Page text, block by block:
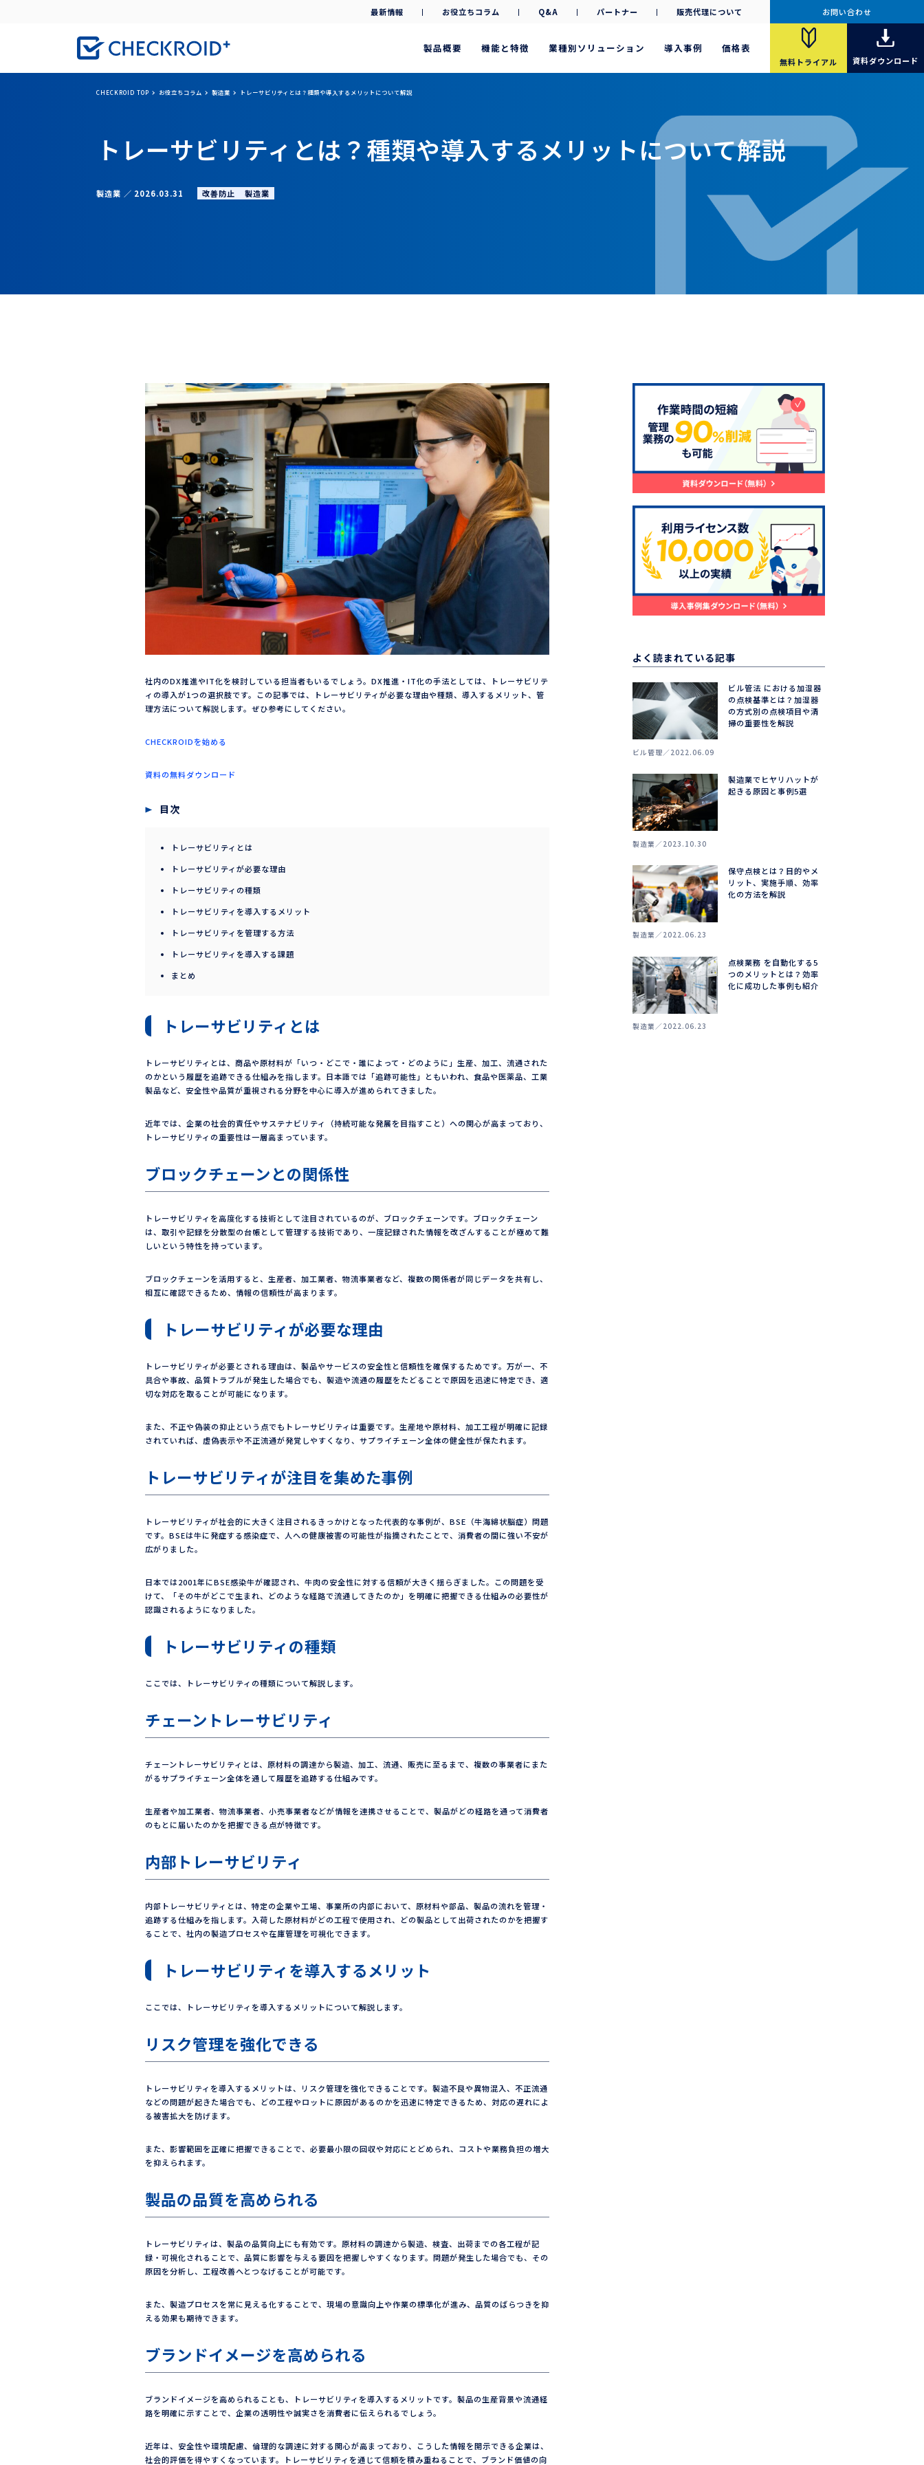
製品概要 機能と特徴 業種別ソリューション 導入事例 価格表
無料 トライアル 資料ダウンロード
最新情報 お役立ちコラム Q&A パートナー 販売代理について お問い合わせ
CHECKROID TOP お役立ちコラム 製造業 トレーサビリティとは？種類や導入するメリットについて解説
トレーサビリティとは？種類や導入するメリットについて解説
製造業 2026.03.31 改善防止 製造業
社内のDX推進やIT化を検討している担当者もいるでしょう。DX推進・IT化の手法としては、トレーサビリテ
ィの導入が1つの選択肢です。この記事では、トレーサビリティが必要な理由や種類、導入するメリット、管
理方法について解説します。ぜひ参考にしてください。
CHECKROIDを始める
資料の無料ダウンロード
目次
トレーサビリティとは
トレーサビリティが必要な理由
トレーサビリティの種類
トレーサビリティを導入するメリット
トレーサビリティを管理する方法
トレーサビリティを導入する課題
まとめ
トレーサビリティとは
トレーサビリティとは、商品や原材料が「いつ・どこで・誰によって・どのように」生産、加工、流通された
のかという履歴を追跡できる仕組みを指します。日本語では「追跡可能性」ともいわれ、食品や医薬品、工業
製品など、安全性や品質が重視される分野を中心に導入が進められてきました。
近年では、企業の社会的責任やサステナビリティ（持続可能な発展を目指すこと）への関心が高まっており、
トレーサビリティの重要性は一層高まっています。
ブロックチェーンとの関係性
トレーサビリティを高度化する技術として注目されているのが、ブロックチェーンです。ブロックチェーン
は、取引や記録を分散型の台帳として管理する技術であり、一度記録された情報を改ざんすることが極めて難
しいという特性を持っています。
ブロックチェーンを活用すると、生産者、加工業者、物流事業者など、複数の関係者が同じデータを共有し、
相互に確認できるため、情報の信頼性が高まります。
トレーサビリティが必要な理由
トレーサビリティが必要とされる理由は、製品やサービスの安全性と信頼性を確保するためです。万が一、不
具合や事故、品質トラブルが発生した場合でも、製造や流通の履歴をたどることで原因を迅速に特定でき、適
切な対応を取ることが可能になります。
また、不正や偽装の抑止という点でもトレーサビリティは重要です。生産地や原材料、加工工程が明確に記録
されていれば、虚偽表示や不正流通が発覚しやすくなり、サプライチェーン全体の健全性が保たれます。
トレーサビリティが注目を集めた事例
トレーサビリティが社会的に大きく注目されるきっかけとなった代表的な事例が、BSE（牛海綿状脳症）問題
です。BSEは牛に発症する感染症で、人への健康被害の可能性が指摘されたことで、消費者の間に強い不安が
広がりました。
日本では2001年にBSE感染牛が確認され、牛肉の安全性に対する信頼が大きく揺らぎました。この問題を受
けて、「その牛がどこで生まれ、どのような経路で流通してきたのか」を明確に把握できる仕組みの必要性が
認識されるようになりました。
トレーサビリティの種類
ここでは、トレーサビリティの種類について解説します。
チェーントレーサビリティ
チェーントレーサビリティとは、原材料の調達から製造、加工、流通、販売に至るまで、複数の事業者にまた
がるサプライチェーン全体を通して履歴を追跡する仕組みです。
生産者や加工業者、物流事業者、小売事業者などが情報を連携させることで、製品がどの経路を通って消費者
のもとに届いたのかを把握できる点が特徴です。
内部トレーサビリティ
内部トレーサビリティとは、特定の企業や工場、事業所の内部において、原材料や部品、製品の流れを管理・
追跡する仕組みを指します。入荷した原材料がどの工程で使用され、どの製品として出荷されたのかを把握す
ることで、社内の製造プロセスや在庫管理を可視化できます。
トレーサビリティを導入するメリット
ここでは、トレーサビリティを導入するメリットについて解説します。
リスク管理を強化できる
トレーサビリティを導入するメリットは、リスク管理を強化できることです。製造不良や異物混入、不正流通
などの問題が起きた場合でも、どの工程やロットに原因があるのかを迅速に特定できるため、対応の遅れによ
る被害拡大を防げます。
また、影響範囲を正確に把握できることで、必要最小限の回収や対応にとどめられ、コストや業務負担の増大
を抑えられます。
製品の品質を高められる
トレーサビリティは、製品の品質向上にも有効です。原材料の調達から製造、検査、出荷までの各工程が記
録・可視化されることで、品質に影響を与える要因を把握しやすくなります。問題が発生した場合でも、その
原因を分析し、工程改善へとつなげることが可能です。
また、製造プロセスを常に見える化することで、現場の意識向上や作業の標準化が進み、品質のばらつきを抑
える効果も期待できます。
ブランドイメージを高められる
ブランドイメージを高められることも、トレーサビリティを導入するメリットです。製品の生産背景や流通経
路を明確に示すことで、企業の透明性や誠実さを消費者に伝えられるでしょう。
近年は、安全性や環境配慮、倫理的な調達に対する関心が高まっており、こうした情報を開示できる企業は、
社会的評価を得やすくなっています。トレーサビリティを通じて信頼を積み重ねることで、ブランド価値の向
よく読まれている記事
ビル管法 における加湿器
の点検基準とは？加湿器
の方式別の点検項目や清
掃の重要性を解説
ビル管理 2022.06.09
製造業でヒヤリハットが
起きる原因と事例5選
製造業 2023.10.30
保守点検とは？目的やメ
リット、実施手順、効率
化の方法を解説
製造業 2022.06.23
点検業務 を自動化する5
つのメリットとは？効率
化に成功した事例も紹介
製造業 2022.06.23